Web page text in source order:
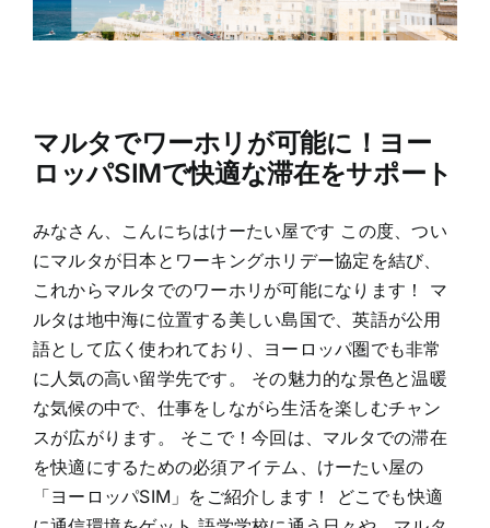
マルタでワーホリが可能に！ヨー
ロッパSIMで快適な滞在をサポート
みなさん、こんにちはけーたい屋です この度、つい
にマルタが日本とワーキングホリデー協定を結び、
これからマルタでのワーホリが可能になります！ マ
ルタは地中海に位置する美しい島国で、英語が公用
語として広く使われており、ヨーロッパ圏でも非常
に人気の高い留学先です。 その魅力的な景色と温暖
な気候の中で、仕事をしながら生活を楽しむチャン
スが広がります。 そこで！今回は、マルタでの滞在
を快適にするための必須アイテム、けーたい屋の
「ヨーロッパSIM」をご紹介します！ どこでも快適